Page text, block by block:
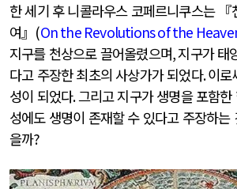
한 세기 후 니콜라우스 코페르니쿠스는
여』 (On the Revolutions of the
지구를 천상으로 끌어올렸으며,지구가 태
다고 주장한 최초의 사상가가 되었다.이로
성이 되었다.그리고 지구가 생명을 포함한
성에도 생명이 존재할 수 있다고 주장하는
을까?